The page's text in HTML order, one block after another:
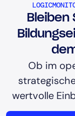
Bleiben
Ob im
wertvolle